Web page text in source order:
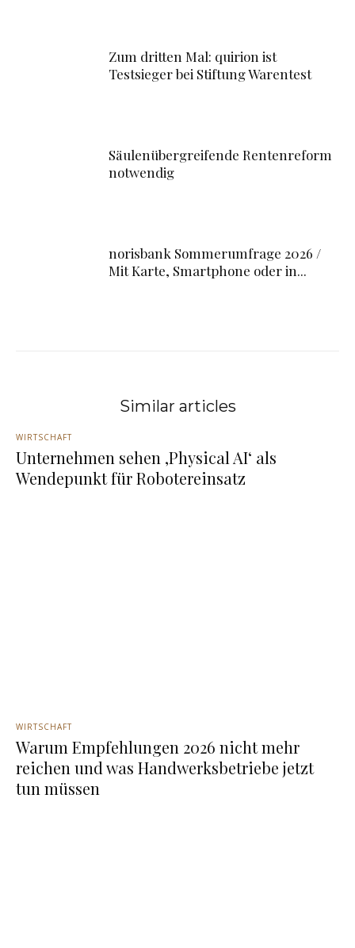
Zum dritten Mal: quirion ist
Testsieger bei Stiftung Warentest
Säulenübergreifende Rentenreform
notwendig
norisbank Sommerumfrage 2026 /
Mit Karte, Smartphone oder in...
Similar articles
WIRTSCHAFT
Unternehmen sehen ‚Physical AI‘ als
Wendepunkt für Robotereinsatz
WIRTSCHAFT
Warum Empfehlungen 2026 nicht mehr
reichen und was Handwerksbetriebe jetzt
tun müssen